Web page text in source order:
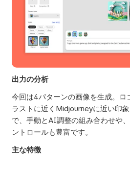
出力の分析
今回は4パターンの画像を生成。ロ
ラストに近くMidjourneyに近い印
で、手動とAI調整の組み合わせや
ントロールも豊富です。
主な特徴